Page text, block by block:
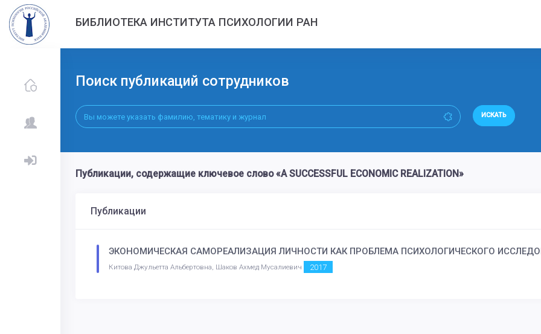
БИБЛИОТЕКА ИНСТИТУТА ПСИХОЛОГИИ РАН
Поиск публикаций сотрудников
ИСКАТЬ
Публикации, содержащие ключевое слово «A SUCCESSFUL ECONOMIC REALIZATION»
Публикации
ЭКОНОМИЧЕСКАЯ САМОРЕАЛИЗАЦИЯ ЛИЧНОСТИ КАК ПРОБЛЕМА ПСИХОЛОГИЧЕСКОГО
Китова Джульетта Альбертовна, Шаков Ахмед Мусалиевич 2017